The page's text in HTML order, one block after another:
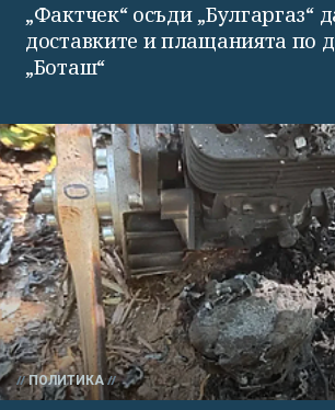
„Фактчек“ осъди „Булгаргаз“
доставките и плащанията по
„Боташ“
ПОЛИТИКА